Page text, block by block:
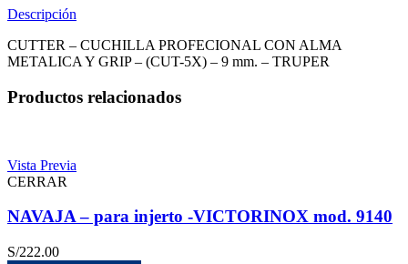
Descripción
CUTTER – CUCHILLA PROFECIONAL CON ALMA
METALICA Y GRIP – (CUT-5X) – 9 mm. – TRUPER
Productos relacionados
Vista Previa
CERRAR
NAVAJA – para injerto -VICTORINOX mod. 9140
S/222.00